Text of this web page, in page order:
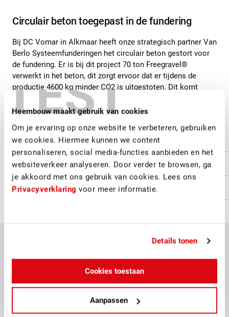
TEST
Heembouw maakt gebruik van cookies
Om je ervaring op onze website te verbeteren, gebruiken
we cookies. Hiermee kunnen we content
personaliseren, social media-functies aanbieden en het
websiteverkeer analyseren. Door verder te browsen, ga
je akkoord met ons gebruik van cookies. Lees ons
Privacyverklaring voor meer informatie.
Details tonen
Cookies toestaan
Aanpassen
Circulair beton toegepast in de fundering
Bij DC Vomar in Alkmaar heeft onze strategisch partner Van
Berlo Systeemfunderingen het circulair beton gestort voor
de fundering. Er is bij dit project 70 ton Freegravel®
verwerkt in het beton, dit zorgt ervoor dat er tijdens de
productie 4600 kg minder CO2 is uitgestoten. Dit komt
overeen met 20.000 kilometers van een benzine auto! Een
mooie eerste stap op weg naar duurzamer bouwen.
LEES VERDER OVER DUURZAAMHEID
Duurzaam en circulair bouwen
Circulaire ontwerpmatrix
9